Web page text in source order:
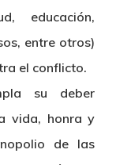
educación,
entre otros)
el conflicto.
su deber
vida, honra y
de las